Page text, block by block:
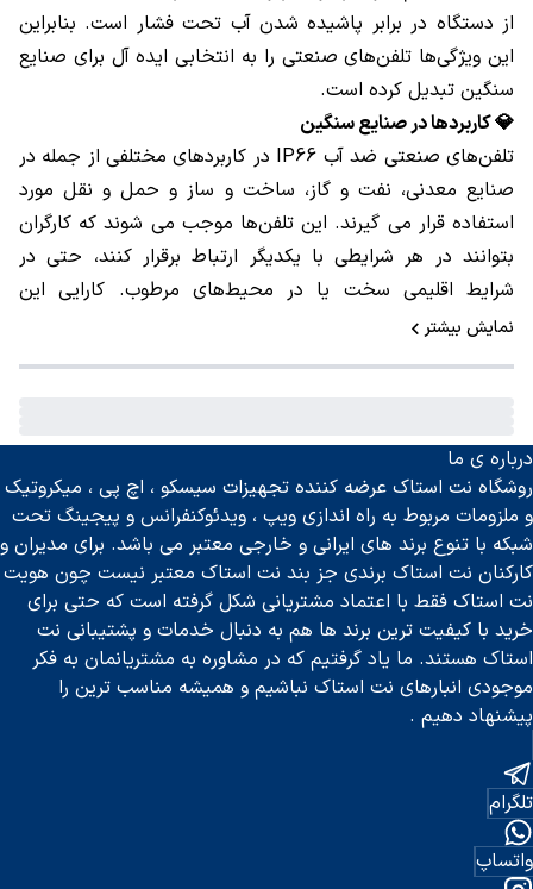
از دستگاه در برابر پاشیده شدن آب تحت فشار است. بنابراین
این ویژگی‌ها تلفن‌های صنعتی را به انتخابی ایده ‌آل برای صنایع
سنگین تبدیل کرده است.
💎 کاربردها در صنایع سنگین
تلفن‌های صنعتی ضد آب IP66 در کاربردهای مختلفی از جمله در
صنایع معدنی، نفت و گاز، ساخت و ساز و حمل و نقل مورد
استفاده قرار می ‌گیرند. این تلفن‌ها موجب می ‌شوند که کارگران
بتوانند در هر شرایطی با یکدیگر ارتباط برقرار کنند، حتی در
شرایط اقلیمی سخت یا در محیط‌های مرطوب. کارایی این
دستگاه‌ها در حمل و نقل، به ویژه در زمان مدیریت بحران یا
پایدار در سخت‌ترین شرایط محیطی طراحی شده‌اند و در برابر
آب، گرد و غبار و رطوبت مقاومت کامل دارند.
ساختار کاملا مهر و موم‌شده مانع نفوذ آب حتی تحت فشار
مستقیم یا بارندگی شدید می‌شود.
طراحی کاملا بسته، از ورود ذرات گرد و غبار در محیط‌های
صنعتی جلوگیری می‌کند.
عملکرد قابل اعتماد در بازه دمایی گسترده، مناسب برای مناطق
بسیار گرم، سرد یا دارای تغییرات ناگهانی دما.
ماشین‌آلات سنگین.
ساختار مقاوم در برابر خوردگی، مواد شیمیایی، اسیدها و
روغن‌های صنعتی.
نمایش بیشتر
درباره ی ما
روشگاه نت استاک عرضه کننده تجهیزات سیسکو ، اچ پی ، میکروتیک
و ملزومات مربوط به راه اندازی ویپ ، ویدئوکنفرانس و پیجینگ تحت
شبکه با تنوع برند های ایرانی و خارجی معتبر می باشد. برای مدیران و
کارکنان نت استاک برندی جز بند نت استاک معتبر نیست چون هویت
نت استاک فقط با اعتماد مشتریانی شکل گرفته است که حتی برای
خرید با کیفیت ترین برند ها هم به دنبال خدمات و پشتیبانی نت
استاک هستند. ما یاد گرفتیم که در مشاوره به مشتریانمان به فکر
موجودی انبارهای نت استاک نباشیم و همیشه مناسب ترین را
پیشنهاد دهیم .
تلگرام
واتساپ